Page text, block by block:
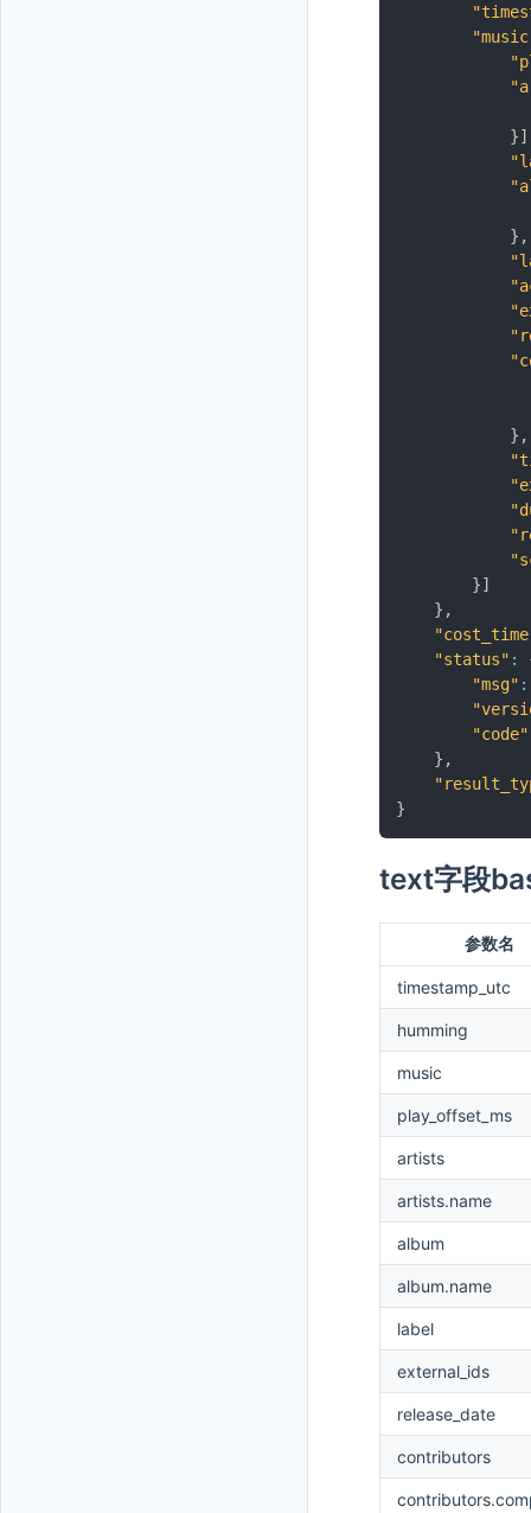
}]
} ,
} ,
}]
} ,
"status" :
"msg" :
"code"
} ,
}
text字段
参数名
timestamp_utc
humming
music
play_offset_ms
artists
artists.name
album
album.name
label
external_ids
release_date
contributors